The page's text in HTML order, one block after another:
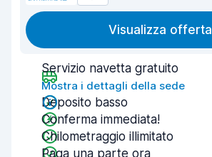
Visualizza offerta
Servizio navetta gratuito
Mostra i dettagli della sede
Deposito basso
Conferma immediata!
Chilometraggio illimitato
Paga una parte ora